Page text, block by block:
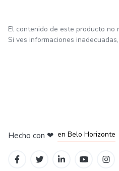
El contenido de este producto no
Si ves informaciones inadecuadas,
Hecho con ❤ en Belo Horizonte